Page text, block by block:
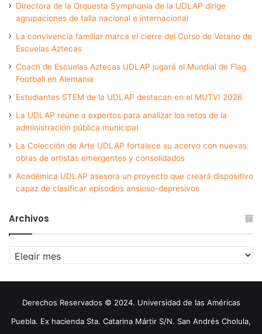
Directora de la Orquesta Symphonia de la UDLAP dirige
agrupaciones de talla nacional e internacional
La convivencia familiar marca el cierre del Curso de Verano de
Escuelas Aztecas
Coach de Escuelas Aztecas UDLAP jugará el Mundial de Flag
Football en Alemania
Estudiantes STEM de la UDLAP destacan en el MUTVI 2026
La UDLAP reúne a expertos para analizar los retos de la
administración pública municipal
La Colección de Arte UDLAP fortalece su acervo con nuevas
obras de artistas emergentes y consolidados
Académica UDLAP asesora un proyecto que creará dispositivo
capaz de clasificar episodios ansioso-depresivos
Archivos
Archivos
Derechos Reservados © 2024. Universidad de las Américas
Puebla. Ex hacienda Sta. Catarina Mártir S/N. San Andrés Cholula,